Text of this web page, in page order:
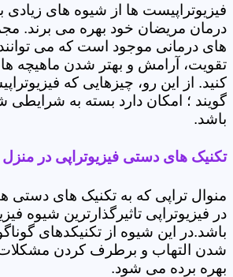
فیزیوتراپیست ها از شیوه های
درمان مریضان خود بهره می برند.
های درمانی موجود است که می
تقویت، آرامش و بهتر شدن ماهیچه
کنید. از این رو، چیزهایی که
گویند ؛ امکان دارد بسته به
باشد.
تکنیک های دستی فیزیوتراپی در منزل
منوال تراپی که به تکنیک های
در فیزیوتراپی تاثیرگذارترین شیوه
باشد.در این شیوه از تکنیکدهای
شدن التهاب و برطرف کردن
بهره برده می شود.